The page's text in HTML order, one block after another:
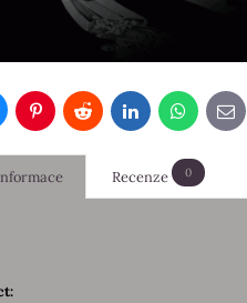
PinterestRedditLinkedInWhatsApp
E-
mail
Recenze 0